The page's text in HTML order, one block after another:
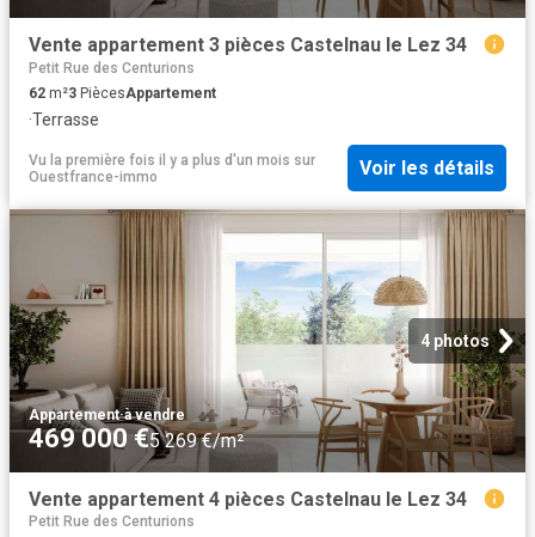
Vente appartement 3 pièces Castelnau le Lez 34
Petit Rue des Centurions
62 m²3 PiècesAppartement
·Terrasse
Vu la première fois il y a plus d'un mois sur
Ouestfrance-immo
Voir les détails
4 photos
Appartement·à vendre
469 000 €5 269 €/m²
Vente appartement 4 pièces Castelnau le Lez 34
Petit Rue des Centurions